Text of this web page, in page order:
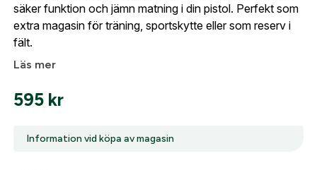
Mitt konto
Kontakta oss
säker funktion och jämn matning i din pistol. Perfekt som
extra magasin för träning, sportskytte eller som reserv i
fält.
Läs mer
595 kr
Information vid köpa av magasin
Logga in för att handla med dina avtalspriser, smidig
fakturabetalning och tillgång till orderhistorik.
När du är inloggad hanteras beställningen
Org. nummer
Leverans & fakturaadress
Fyll i din e-post adress nedan så kontaktar vi dig